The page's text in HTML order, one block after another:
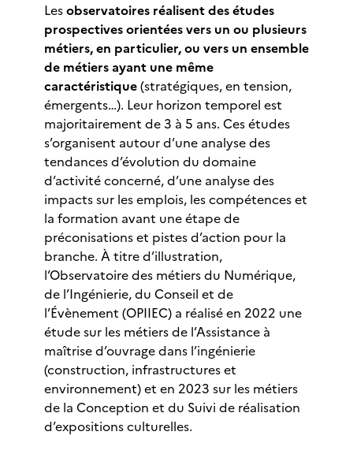
Lesobservatoires réalisent des études
prospectives orientées vers un ou plusieurs
métiers, en particulier, ou vers un ensemble
de métiers ayant une même
caractéristique(stratégiques, en tension,
émergents…). Leur horizon temporel est
majoritairement de 3 à 5 ans. Ces études
s’organisent autour d’une analyse des
tendances d’évolution du domaine
d’activité concerné, d’une analyse des
impacts sur les emplois, les compétences et
la formation avant une étape de
préconisations et pistes d’action pour la
branche. À titre d’illustration,
l’Observatoire des métiers du Numérique,
de l’Ingénierie, du Conseil et de
l’Évènement (OPIIEC) a réalisé en 2022 une
étude sur les métiers de l’Assistance à
maîtrise d’ouvrage dans l’ingénierie
(construction, infrastructures et
environnement) et en 2023 sur les métiers
de la Conception et du Suivi de réalisation
d’expositions culturelles.